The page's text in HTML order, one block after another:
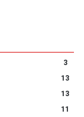
3
13
13
11